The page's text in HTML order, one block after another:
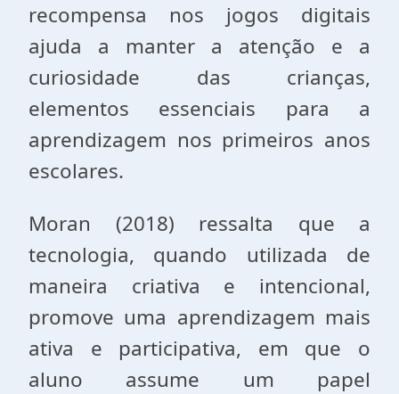
recompensa nos jogos digitais
ajuda a manter a atenção e a
curiosidade das crianças,
elementos essenciais para a
aprendizagem nos primeiros anos
escolares.
Moran (2018) ressalta que a
tecnologia, quando utilizada de
maneira criativa e intencional,
promove uma aprendizagem mais
ativa e participativa, em que o
aluno assume um papel